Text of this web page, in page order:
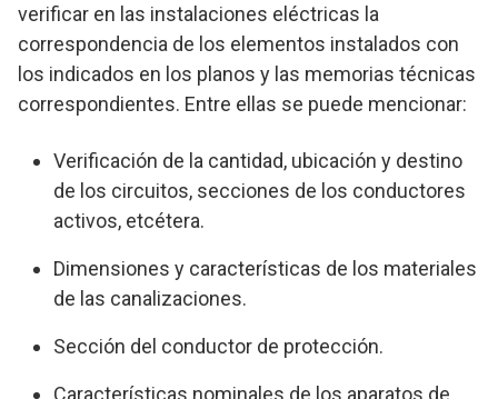
verificar en las instalaciones eléctricas la
correspondencia de los elementos instalados con
los indicados en los planos y las memorias técnicas
correspondientes. Entre ellas se puede mencionar:
Verificación de la cantidad, ubicación y destino
de los circuitos, secciones de los conductores
activos, etcétera.
Dimensiones y características de los materiales
de las canalizaciones.
Sección del conductor de protección.
Características nominales de los aparatos de